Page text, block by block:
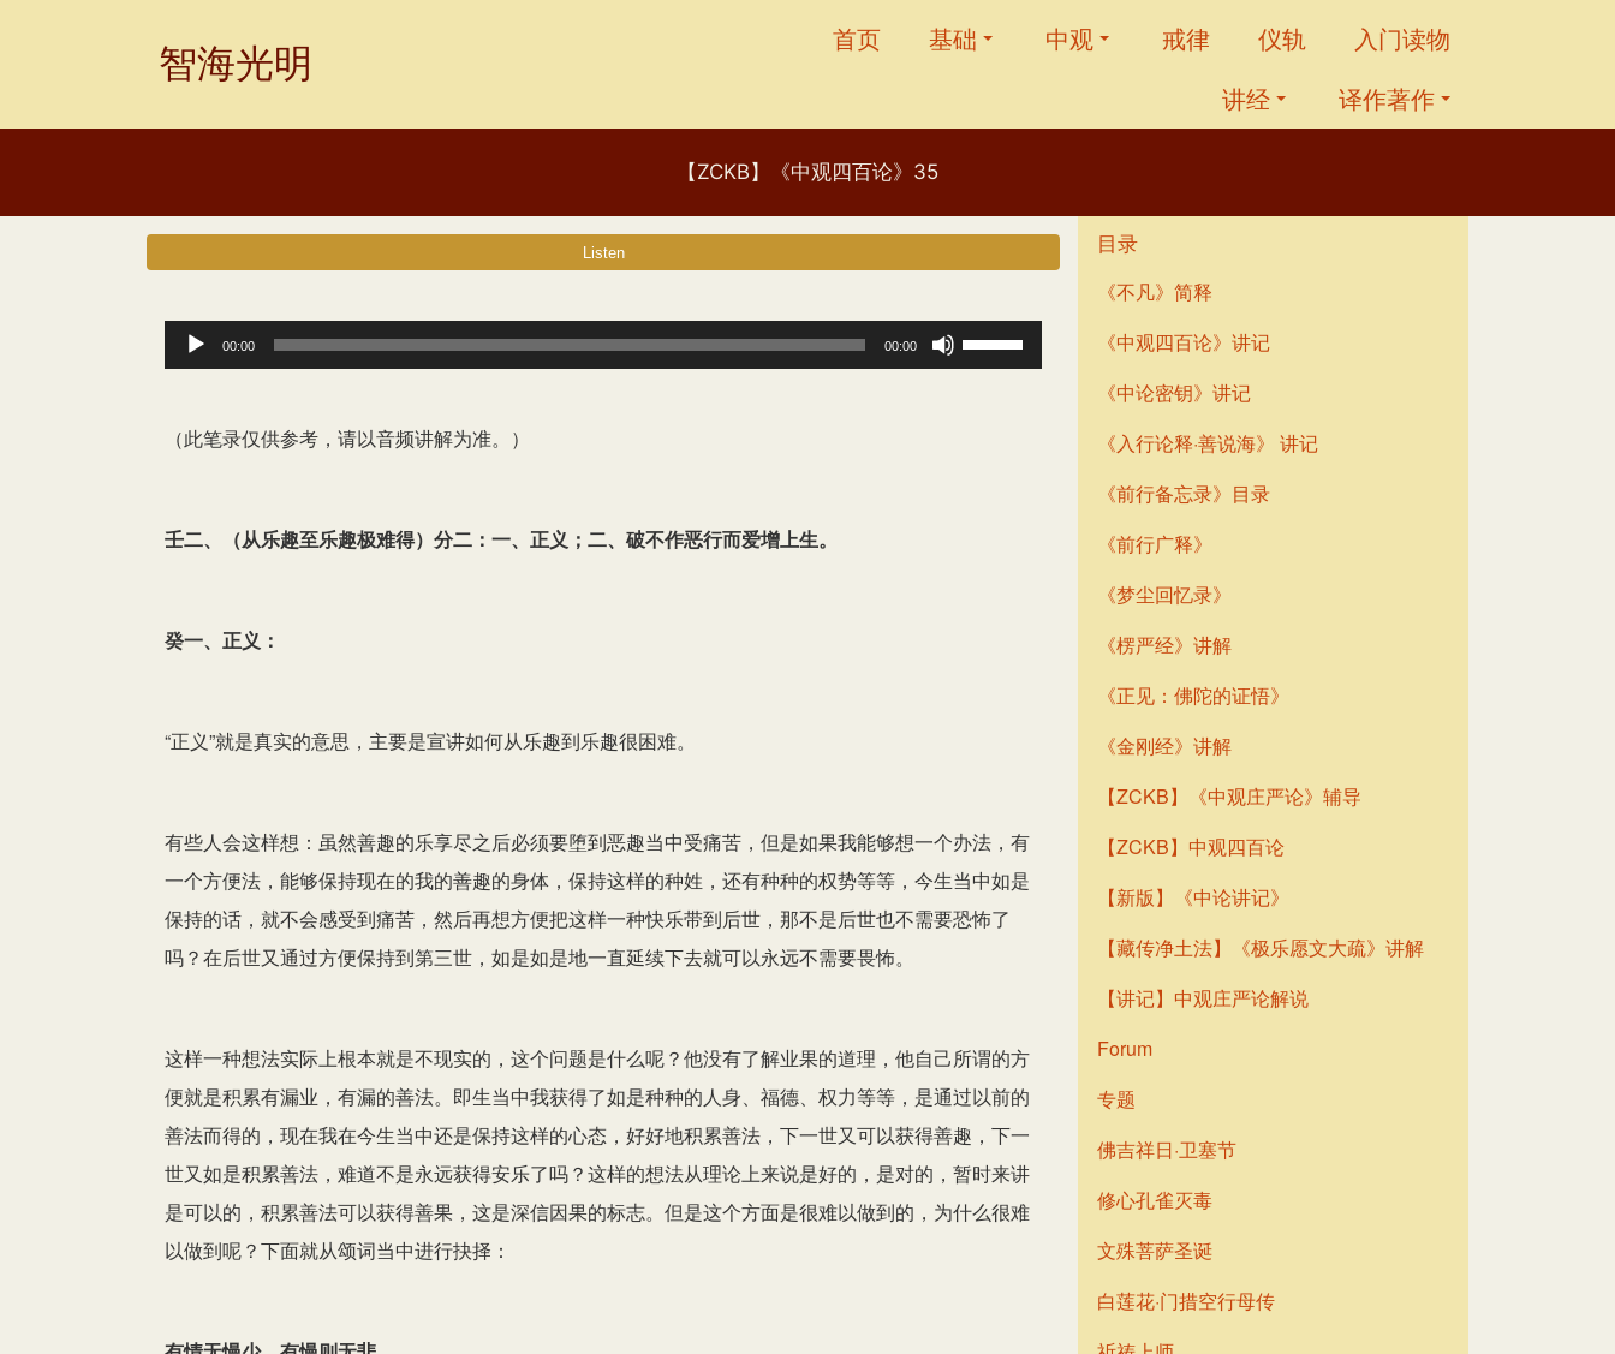
智海光明 首页 基础 中观 戒律 仪轨
入门读物
讲经
译作著作
【ZCKB】《中观四百论》35
频
放
00:00 00:00
使
低
音
量。
（此笔录仅供参考，请以音频讲解为准。）
壬二、（从乐趣至乐趣极难得）分二：一、正义；二、破不作恶行而爱增上生。
癸一、正义：
“正义”就是真实的意思，主要是宣讲如何从乐趣到乐趣很困难。
有些人会这样想：虽然善趣的乐享尽之后必须要堕到恶趣当中受痛苦，但是如果我能够想一个办法，有
一个方便法，能够保持现在的我的善趣的身体，保持这样的种姓，还有种种的权势等等，今生当中如是
保持的话，就不会感受到痛苦，然后再想方便把这样一种快乐带到后世，那不是后世也不需要恐怖了
吗？在后世又通过方便保持到第三世，如是如是地一直延续下去就可以永远不需要畏怖。
这样一种想法实际上根本就是不现实的，这个问题是什么呢？他没有了解业果的道理，他自己所谓的方
便就是积累有漏业，有漏的善法。即生当中我获得了如是种种的人身、福德、权力等等，是通过以前的
善法而得的，现在我在今生当中还是保持这样的心态，好好地积累善法，下一世又可以获得善趣，下一
世又如是积累善法，难道不是永远获得安乐了吗？这样的想法从理论上来说是好的，是对的，暂时来讲
是可以的，积累善法可以获得善果，这是深信因果的标志。但是这个方面是很难以做到的，为什么很难
以做到呢？下面就从颂词当中进行抉择：
目录
《不凡》简释
《中观四百论》讲记
《中论密钥》讲记
《入行论释·善说海》 讲记
《前行备忘录》目录
《前行广释》
《梦尘回忆录》
《楞严经》讲解
《正见：佛陀的证悟》
《金刚经》讲解
【ZCKB】《中观庄严论》辅导
【ZCKB】中观四百论
【新版】《中论讲记》
【藏传净土法】《极乐愿文大疏》讲解
【讲记】中观庄严论解说
Forum
专题
佛吉祥日·卫塞节
修心孔雀灭毒
文殊菩萨圣诞
白莲花·门措空行母传